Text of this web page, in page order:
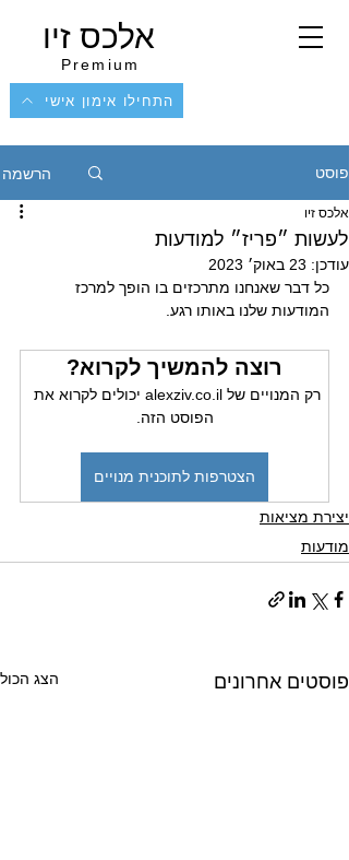
אלכס זיו
Premium
התחילו אימון אישי
פוסט הרשמה
לעשות ״פריז״ למודעות
אלכס זיו
עודכן: 23 באוק׳ 2023
כל דבר שאנחנו מתרכזים בו הופך למרכז
המודעות שלנו באותו רגע.
רוצה להמשיך לקרוא?
רק המנויים של alexziv.co.il יכולים לקרוא את
הפוסט הזה.
הצטרפות לתוכנית מנויים
יצירת מציאות
מודעות
פוסטים אחרונים הצג הכול